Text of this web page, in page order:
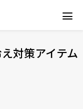
対策アイテム